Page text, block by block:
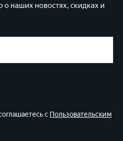
наших новостях, скидках и
с Пользовательским